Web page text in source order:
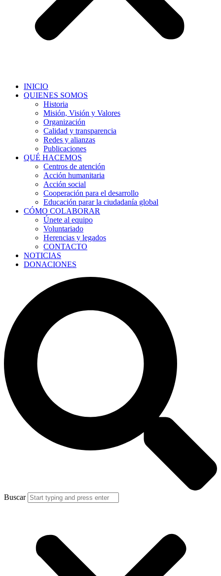
INICIO
QUIENES SOMOS
Historia
Misión, Visión y Valores
Organización
Calidad y transparencia
Redes y alianzas
Publicaciones
QUÉ HACEMOS
Centros de atención
Acción humanitaria
Acción social
Cooperación para el desarrollo
Educación parar la ciudadanía global
CÓMO COLABORAR
Únete al equipo
Voluntariado
Herencias y legados
CONTACTO
NOTICIAS
DONACIONES
Buscar